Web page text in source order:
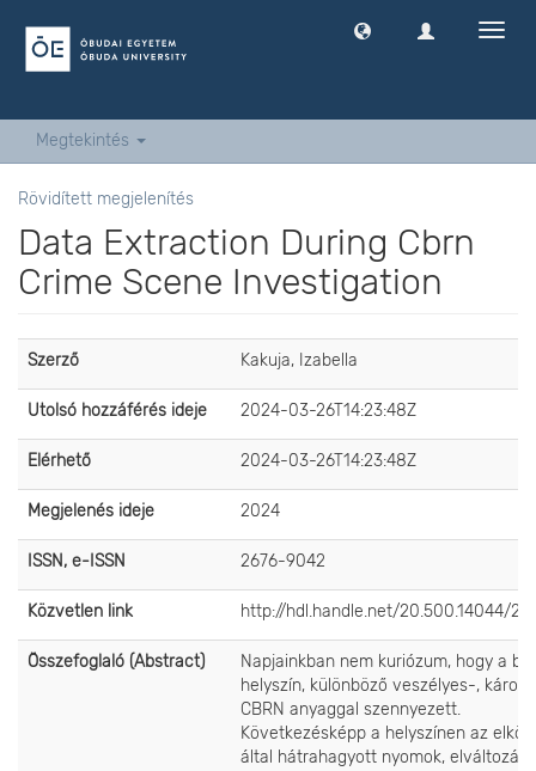
Megtekintés
Rövidített megjelenítés
Data Extraction During Cbrn
Crime Scene Investigation
Szerző Kakuja, Izabella
Utolsó hozzáférés ideje 2024-03-26T14:23:48Z
Elérhető 2024-03-26T14:23:48Z
Megjelenés ideje 2024
ISSN, e-ISSN 2676-9042
Közvetlen link http://hdl.handle.net/20.500.14044/
Összefoglaló (Abstract)
Napjainkban nem kuriózum, hogy a
helyszín, különböző veszélyes-,
CBRN anyaggal szennyezett.
Következésképp a helyszínen az
által hátrahagyott nyomok,